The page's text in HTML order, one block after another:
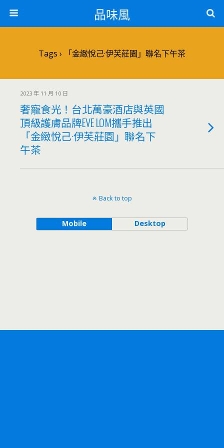
品味風
Tags › 「金緻悅己·伊芙莊園」聯名下午茶
2023 年 11 月 10 日
奢寵食光！台北萬豪酒店與英國
頂級護膚品牌EVE LOM攜手推出
「金緻悅己·伊芙莊園」聯名下
午茶
Back to top
Mobile Desktop